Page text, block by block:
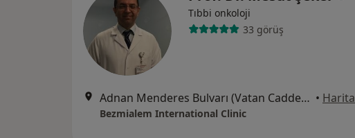
Tıbbi onkoloji
33 görüş
Adnan Menderes Bulvarı (Vatan Caddesi), Fatih • Harita
Bezmialem International Clinic